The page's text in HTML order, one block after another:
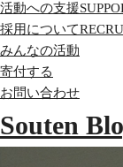
活動への支援
採用について
みんなの活動
寄付する
お問い合わせ
Souten